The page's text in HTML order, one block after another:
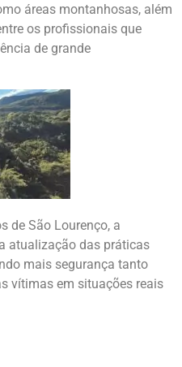
áreas montanhosas, além
os profissionais que
de grande
de São Lourenço, a
atualização das práticas
mais segurança tanto
vítimas em situações reais